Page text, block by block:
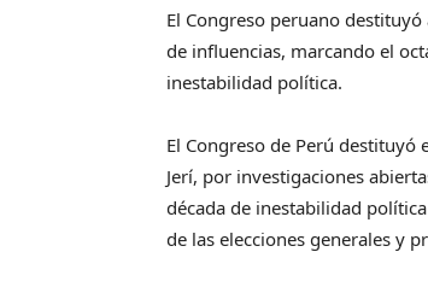
El Congreso peruano
de influencias, marcando el
inestabilidad política.
El Congreso de Perú
Jerí, por investigaciones
década de inestabilidad
de las elecciones generales y